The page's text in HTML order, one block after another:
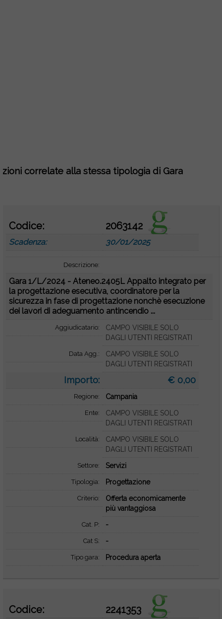
correlate alla stessa tipologia di Gara
Codice: 2063142
Scadenza: 30/01/2025
Descrizione:
Gara 1/L/2024 - Ateneo.2405L Appalto integrato per
la progettazione esecutiva, coordinatore per la
sicurezza in fase di progettazione nonchè esecuzione
dei lavori di adeguamento antincendio ...
Aggiudicatario:
CAMPO VISIBILE SOLO
DAGLI UTENTI REGISTRATI
Data Agg.:
CAMPO VISIBILE SOLO
DAGLI UTENTI REGISTRATI
Importo: € 0,00
Regione: Campania
Ente:
CAMPO VISIBILE SOLO
DAGLI UTENTI REGISTRATI
Località:
CAMPO VISIBILE SOLO
DAGLI UTENTI REGISTRATI
Settore: Servizi
Tipologia: Progettazione
Criterio:
Offerta economicamente
più vantaggiosa
Cat. P: -
Cat S: -
Tipo gara: Procedura aperta
Codice: 2241353